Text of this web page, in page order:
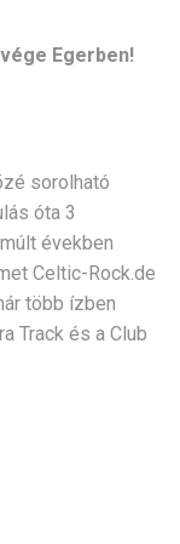
Egerben!
sorolható
óta 3
években
Celtic-Rock.de
több ízben
Track és a Club